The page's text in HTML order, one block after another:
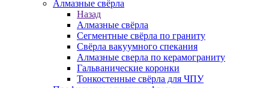
Алмазные свёрла
Назад
Алмазные свёрла
Сегментные свёрла по граниту
Свёрла вакуумного спекания
Алмазные сверла по керамограниту
Гальванические коронки
Тонкостенные свёрла для ЧПУ